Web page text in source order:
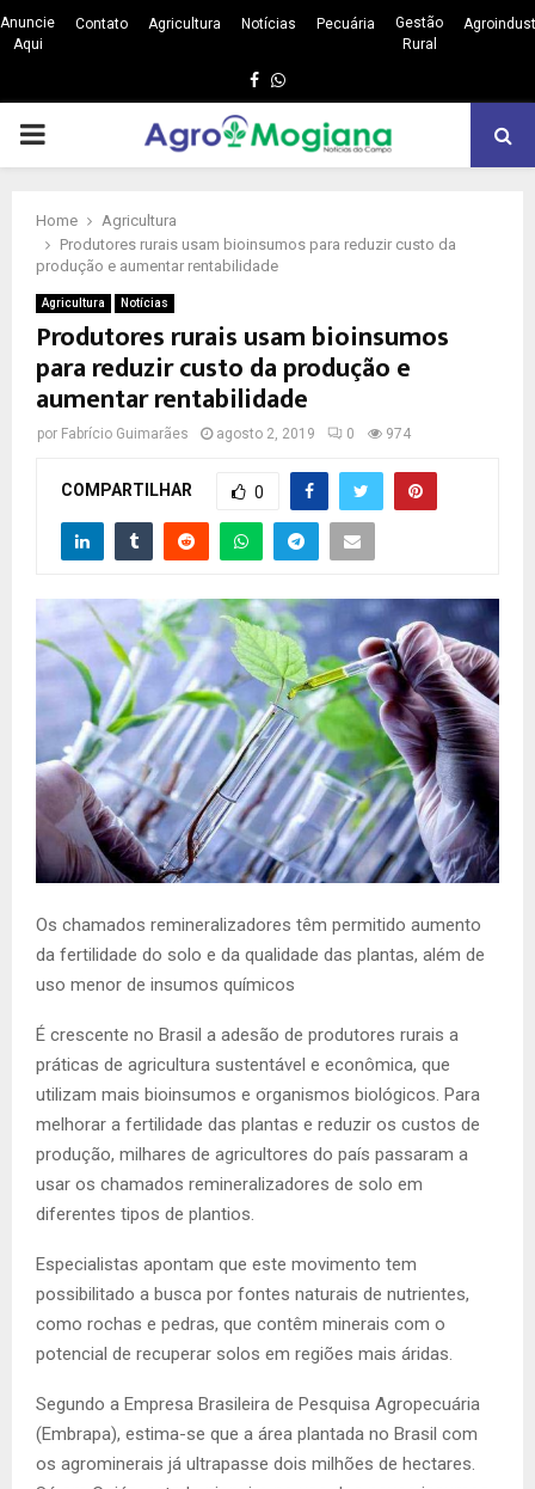
Anuncie
Aqui
Contato Agricultura Notícias Pecuária
Gestão
Rural
Facebook
Whatsapp
PRIMARY
Home
Agricultura
Produtores rurais usam bioinsumos para reduzir custo da
produção e aumentar rentabilidade
Agricultura Notícias
Produtores rurais usam bioinsumos
para reduzir custo da produção e
aumentar rentabilidade
por Fabrício Guimarães agosto 2, 2019 0 974
COMPARTILHAR 0
Os chamados remineralizadores têm permitido aumento
da fertilidade do solo e da qualidade das plantas, além de
uso menor de insumos químicos
É crescente no Brasil a adesão de produtores rurais a
práticas de agricultura sustentável e econômica, que
utilizam mais bioinsumos e organismos biológicos. Para
melhorar a fertilidade das plantas e reduzir os custos de
produção, milhares de agricultores do país passaram a
usar os chamados remineralizadores de solo em
diferentes tipos de plantios.
Especialistas apontam que este movimento tem
possibilitado a busca por fontes naturais de nutrientes,
como rochas e pedras, que contêm minerais com o
potencial de recuperar solos em regiões mais áridas.
Segundo a Empresa Brasileira de Pesquisa Agropecuária
(Embrapa), estima-se que a área plantada no Brasil com
os agrominerais já ultrapasse dois milhões de hectares.